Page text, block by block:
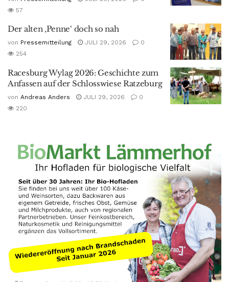
57
Der alten ‚Penne‘ doch so nah
von Pressemitteilung JULI 29, 2026
0
254
Racesburg Wylag 2026: Geschichte zum
Anfassen auf der Schlosswiese Ratzeburg
von Andreas Anders JULI 29, 2026
0
220